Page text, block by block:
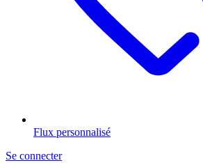
Flux personnalisé
Se connecter